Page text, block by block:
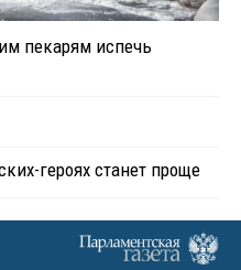
пекарям испечь
героях станет проще